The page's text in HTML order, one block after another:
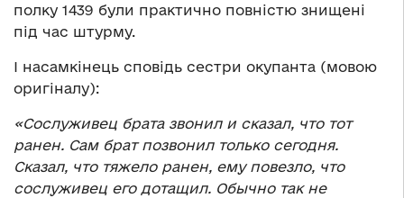
полку 1439 були практично повністю знищені
під час штурму.
І насамкінець сповідь сестри окупанта (мовою
оригіналу):
«Сослуживец брата звонил и сказал, что тот
ранен. Сам брат позвонил только сегодня.
Сказал, что тяжело ранен, ему повезло, что
сослуживец его дотащил. Обычно так не